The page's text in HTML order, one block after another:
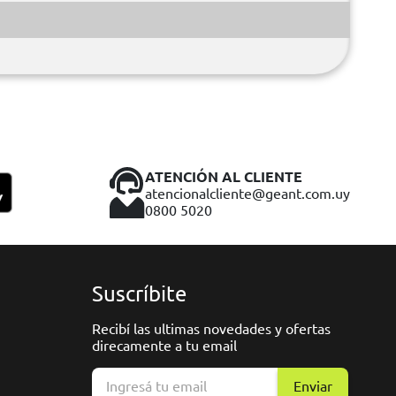
ATENCIÓN AL CLIENTE
atencionalcliente@geant.com.uy
0800 5020
Suscríbite
Recibí las ultimas novedades y ofertas
direcamente a tu email
Enviar